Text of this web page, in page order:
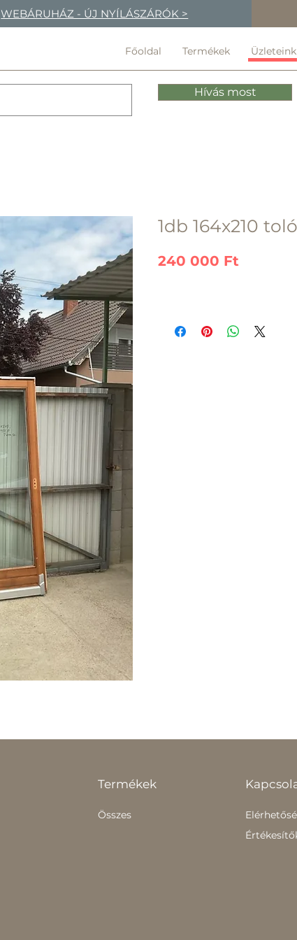
WEBÁRUHÁZ - ÚJ NYÍLÁSZÁRÓK >
Főoldal Termékek Üzleteink
Hívás most
1db 164x210
240 000 Ft
Termékek
Összes